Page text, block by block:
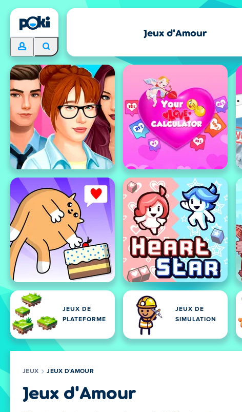
Jeux d'Amour
JEUX DE
PLATEFORME
JEUX DE
SIMULATION
JEUX JEUX D'AMOUR
Jeux d'Amour